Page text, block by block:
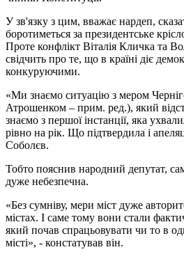
У зв'язку з цим, вважає нардеп,
боротиметься за президентське
Проте конфлікт Віталія Кличка та
свідчить про те, що в країні діє
конкуруючими.
«Ми знаємо ситуацію з мером
Атрошенком – прим. ред.), який
знаємо з першої інстанції, яка
рівно на рік. Що підтвердила і
Соболєв.
Тобто пояснив народний депутат,
дуже небезпечна.
«Без сумніву, мери міст дуже
містах. І саме тому вони стали
який почав спрацьовувати чи то в
місті», - констатував він.